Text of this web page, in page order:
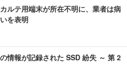
ルテ用端末が所在不明に、業者は病
を表明
情報が記録された SSD 紛失 ～ 第 2